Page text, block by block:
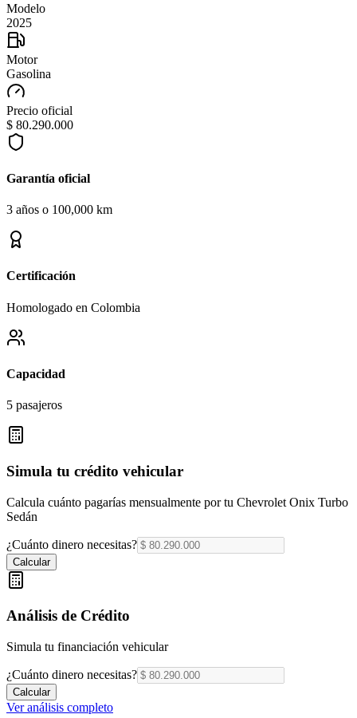
Modelo
2025
Motor
Gasolina
Precio oficial
$ 80.290.000
Garantía oficial
3 años o 100,000 km
Certificación
Homologado en Colombia
Capacidad
5 pasajeros
Simula tu crédito vehicular
Calcula cuánto pagarías mensualmente por tu Chevrolet Onix Turbo
Sedán
¿Cuánto dinero necesitas?
Calcular
Análisis de Crédito
Simula tu financiación vehicular
¿Cuánto dinero necesitas?
Calcular
Ver análisis completo